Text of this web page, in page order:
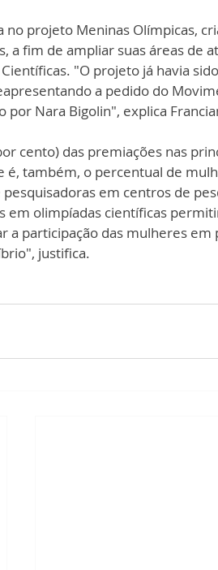
no projeto Meninas Olímpicas,
a fim de ampliar suas áreas de
"O projeto já havia
a pedido do
por Nara Bigolin", explica
cento) das premiações nas
é, também, o percentual de
em centros de
em olimpíadas científicas
a participação das mulheres
justifica.